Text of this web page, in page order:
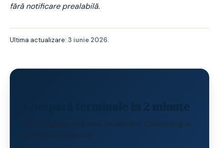
fără notificare prealabilă.
Ultima actualizare: 3 iunie 2026.
Fără obligație, fără taxe de aderare. Onboarding în
română sau engleză.